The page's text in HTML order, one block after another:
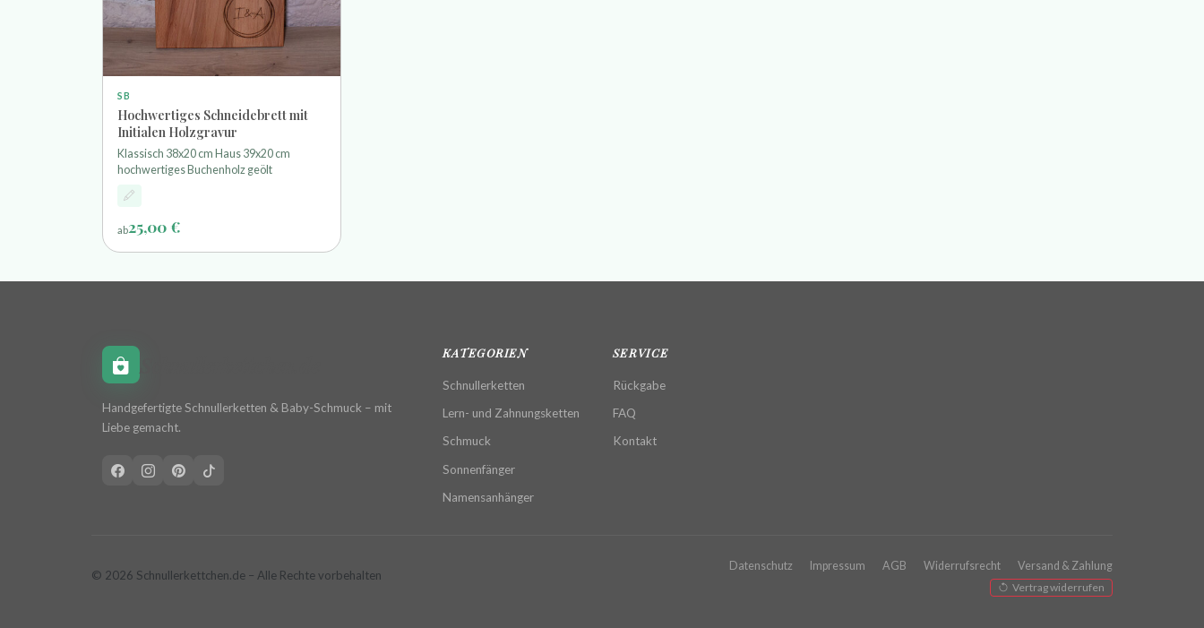
SB
Hochwertiges Schneidebrett mit
Initialen Holzgravur
Klassisch 38x20 cm Haus 39x20 cm
hochwertiges Buchenholz geölt
ab25,00 €
Handgefertigte Schnullerketten & Baby-Schmuck – mit
Liebe gemacht.
KATEGORIEN
Schnullerketten
Lern- und Zahnungsketten
Schmuck
Sonnenfänger
Namensanhänger
SERVICE
Rückgabe
FAQ
Kontakt
© 2026 Schnullerkettchen.de – Alle Rechte vorbehalten
Datenschutz Impressum AGB Widerrufsrecht
Versand & Zahlung
Vertrag widerrufen